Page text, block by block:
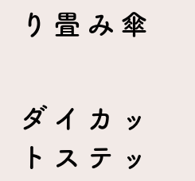
り畳み傘
ダイカッ
トステッ